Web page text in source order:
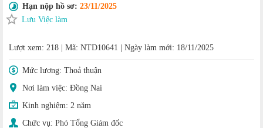
Hạn nộp hồ sơ: 23/11/2025
Lưu Việc làm
Lượt xem: 218 Mã: NTD10641 Ngày làm mới: 18/11/2025
Mức lương: Thoả thuận
Nơi làm việc: Đồng Nai
Kinh nghiệm: 2 năm
Chức vụ: Phó Tổng Giám đốc